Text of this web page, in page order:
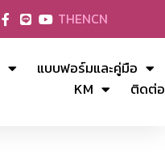
THENCN
แบบฟอร์มและคู่มือ
KM
ติดต่อ